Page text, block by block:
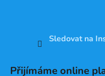
Sledovat na
Přijímáme online